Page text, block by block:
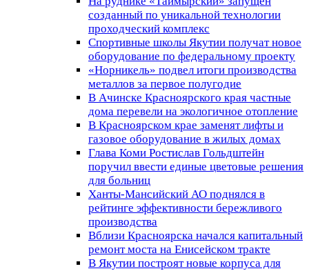
созданный по уникальной технологии
проходческий комплекс
Спортивные школы Якутии получат новое
оборудование по федеральному проекту
«Норникель» подвел итоги производства
металлов за первое полугодие
В Ачинске Красноярского края частные
дома перевели на экологичное отопление
В Красноярском крае заменят лифты и
газовое оборудование в жилых домах
Глава Коми Ростислав Гольдштейн
поручил ввести единые цветовые решения
для больниц
Ханты-Мансийский АО поднялся в
рейтинге эффективности бережливого
производства
Вблизи Красноярска начался капитальный
ремонт моста на Енисейском тракте
В Якутии построят новые корпуса для